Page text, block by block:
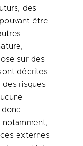
des
être
sur des
décrites
risques
donc
notamment,
externes